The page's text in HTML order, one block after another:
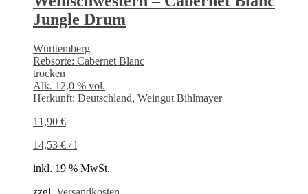
Jungle Drum
Württemberg
Rebsorte: Cabernet Blanc
trocken
Alk. 12,0 % vol.
Herkunft: Deutschland, Weingut Bihlmayer
11,90 €
14,53 € /l
inkl. 19 % MwSt.
zzgl. Versandkosten